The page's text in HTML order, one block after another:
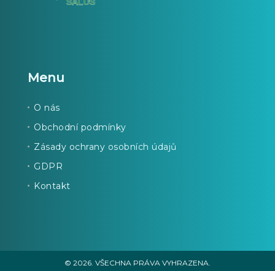
Menu
O nás
Obchodní podmínky
Zásady ochrany osobních údajů
GDPR
Kontakt
© 2026. VŠECHNA PRÁVA VYHRAZENA.